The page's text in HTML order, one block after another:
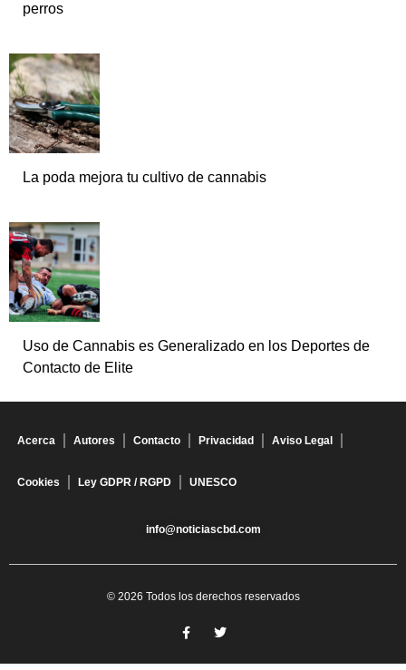
perros
La poda mejora tu cultivo de cannabis
Uso de Cannabis es Generalizado en los Deportes de
Contacto de Elite
Acerca Autores Contacto Privacidad Aviso Legal
Cookies Ley GDPR / RGPD UNESCO
info@noticiascbd.com
© 2026 Todos los derechos reservados